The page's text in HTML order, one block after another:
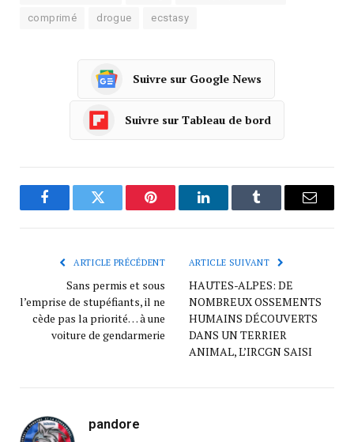
comprimé drogue ecstasy
Suivre sur Google News
Suivre sur Tableau de bord
FacebookTwitter Pinterest LinkedInTumblr
ARTICLE PRÉCÉDENT
Sans permis et sous
l’emprise de stupéfiants, il ne
cède pas la priorité… à une
voiture de gendarmerie
ARTICLE SUIVANT
HAUTES-ALPES: DE
NOMBREUX OSSEMENTS
HUMAINS DÉCOUVERTS
DANS UN TERRIER
ANIMAL, L’IRCGN SAISI
pandore